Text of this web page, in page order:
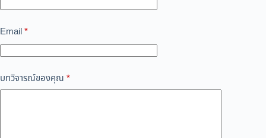
Email*
บทวิจารณ์ของคุณ *